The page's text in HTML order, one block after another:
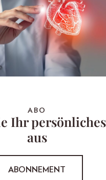
ABO
Ihr
aus
ABONNEMENT